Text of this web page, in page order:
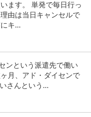
ます。 単発で毎日行っ
由は当日キャンセルで
キ...
ンという派遣先で働い
月、アド・ダイセンで
さんという...